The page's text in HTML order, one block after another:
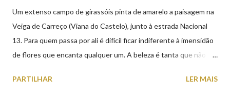
Um extenso campo de girassóis pinta de amarelo a paisagem na
Veiga de Carreço (Viana do Castelo), junto à estrada Nacional
13. Para quem passa por ali é difícil ficar indiferente à imensidão
de flores que encanta qualquer um. A beleza é tanta que não
aproveite a paisagem como cenário para tirar algumas
PARTILHAR LER MAIS